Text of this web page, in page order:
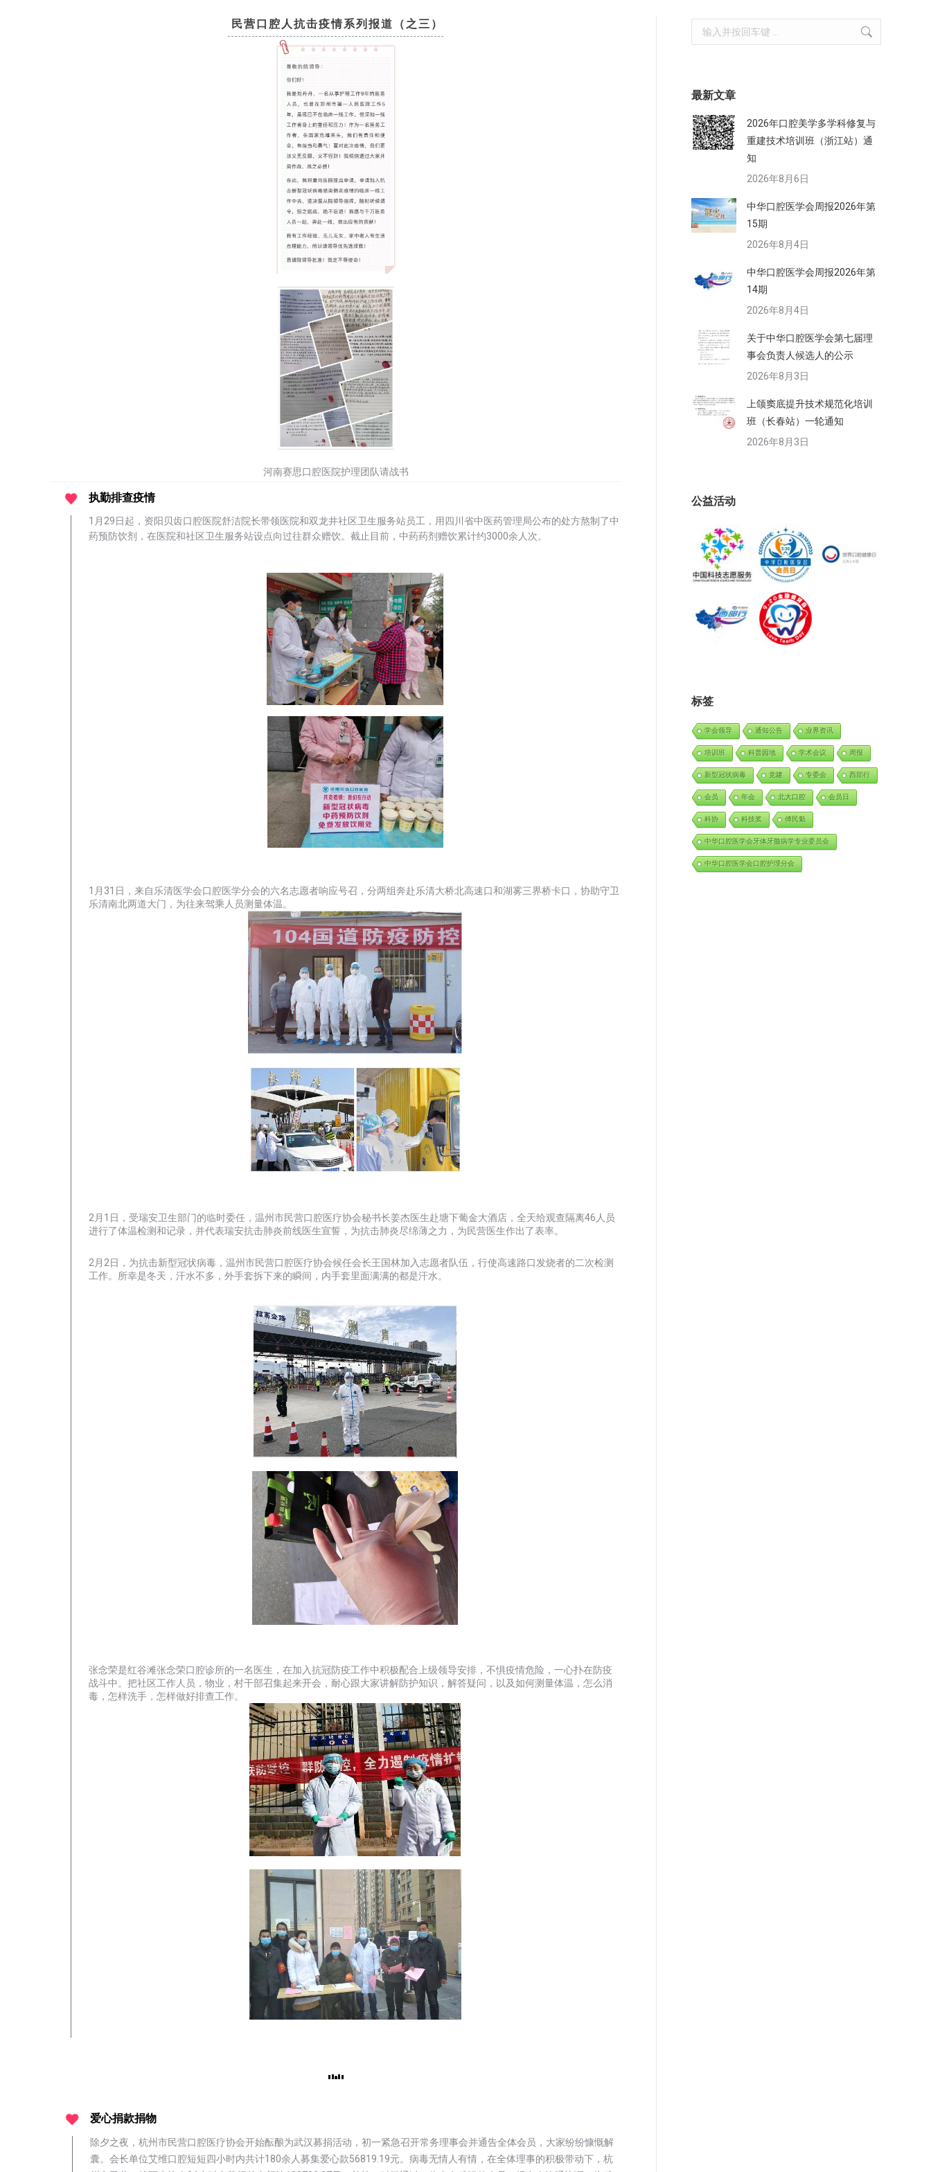
民营口腔人抗击疫情系列报道（之三）
河南赛思口腔医院护理团队请战书
执勤排查疫情
1月29日起，资阳贝齿口腔医院舒洁院长带领医院和双龙井社区卫生服务站员工，用四川省中医药管理局公布的处方熬制了中
药预防饮剂，在医院和社区卫生服务站设点向过往群众赠饮。截止目前，中药药剂赠饮累计约3000余人次。
1月31日，来自乐清医学会口腔医学分会的六名志愿者响应号召，分两组奔赴乐清大桥北高速口和湖雾三界桥卡口，协助守卫
乐清南北两道大门，为往来驾乘人员测量体温。
2月1日，受瑞安卫生部门的临时委任，温州市民营口腔医疗协会秘书长姜杰医生赴塘下葡金大酒店，全天给观查隔离46人员
进行了体温检测和记录，并代表瑞安抗击肺炎前线医生宣誓，为抗击肺炎尽绵薄之力，为民营医生作出了表率。
2月2日，为抗击新型冠状病毒，温州市民营口腔医疗协会候任会长王国林加入志愿者队伍，行使高速路口发烧者的二次检测
工作。 所幸是冬天，汗水不多，外手套拆下来的瞬间，内手套里面满满的都是汗水。
张念荣是红谷滩张念荣口腔诊所的一名医生，在加入抗冠防疫工作中积极配合上级领导安排，不惧疫情危险，一心扑在防疫
战斗中。 把社区工作人员，物业，村干部召集起来开会，耐心跟大家讲解防护知识，解答疑问，以及如何测量体温，怎么消
毒，怎样洗手，怎样做好排查工作。
爱心捐款捐物
除夕之夜，杭州市民营口腔医疗协会开始酝酿为武汉募捐活动，初一紧急召开常务理事会并通告全体会员，大家纷纷慷慨解
囊。 会长单位艾维口腔短短四小时内共计180余人募集爱心款56819.19元。 病毒无情人有情，在全体理事的积极带动下，杭
Search:
最新文章
2026年口腔美学多学科修复与
重建技术培训班（浙江站）通
知
2026年8月6日
中华口腔医学会周报2026年第
15期
2026年8月4日
中华口腔医学会周报2026年第
14期
2026年8月4日
关于中华口腔医学会第七届理
事会负责人候选人的公示
2026年8月3日
上颌窦底提升技术规范化培训
班（长春站）一轮通知
2026年8月3日
公益活动
标签
学会领导 通知公告 业界资讯
培训班 科普园地 学术会议 周报
新型冠状病毒 党建 专委会 西部行
会员 年会 北大口腔 会员日
科协 科技奖 傅民魁
中华口腔医学会牙体牙髓病学专业委员会
中华口腔医学会口腔护理分会